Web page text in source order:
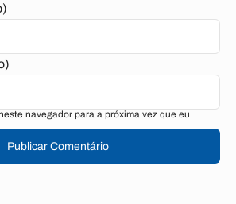
navegador para a próxima vez que eu
Publicar Comentário